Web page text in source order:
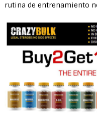
rutina de entrenamiento